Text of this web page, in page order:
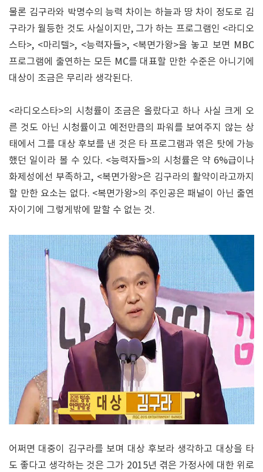
물론 김구라와 박명수의 능력 차이는 하늘과 땅 차이 정도로 김
구라가 월등한 것도 사실이지만, 그가 하는 프로그램인 <라디오
스타>, <마리텔>, <능력자들>, <복면가왕>을 놓고 보면 MBC
프로그램에 출연하는 모든 MC를 대표할 만한 수준은 아니기에
대상이 조금은 무리라 생각된다.
<라디오스타>의 시청률이 조금은 올랐다고 하나 사실 크게 오
른 것도 아닌 시청률이고 예전만큼의 파워를 보여주지 않는 상
태에서 그를 대상 후보를 낸 것은 타 프로그램과 엮은 탓에 가능
했던 일이라 볼 수 있다. <능력자들>의 시청률은 약 6%급이나
화제성에선 부족하고, <복면가왕>은 김구라의 활약이라고까지
할 만한 요소는 없다. <복면가왕>의 주인공은 패널이 아닌 출연
자이기에 그렇게밖에 말할 수 없는 것.
어쩌면 대중이 김구라를 보며 대상 후보라 생각하고 대상을 타
도 좋다고 생각하는 것은 그가 2015년 겪은 가정사에 대한 위로